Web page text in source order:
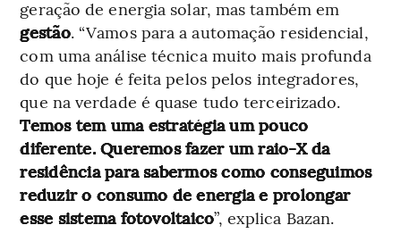
geração de energia solar, mas também em
gestão. “Vamos para a automação residencial,
com uma análise técnica muito mais profunda
do que hoje é feita pelos pelos integradores,
que na verdade é quase tudo terceirizado.
Temos tem uma estratégia um pouco
diferente. Queremos fazer um raio-X da
residência para sabermos como conseguimos
reduzir o consumo de energia e prolongar
esse sistema fotovoltaico”, explica Bazan.